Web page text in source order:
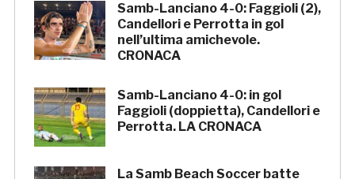
Samb-Lanciano 4-0: Faggioli (2),
Candellori e Perrotta in gol
nell’ultima amichevole.
CRONACA
Samb-Lanciano 4-0: in gol
Faggioli (doppietta), Candellori e
Perrotta. LA CRONACA
La Samb Beach Soccer batte